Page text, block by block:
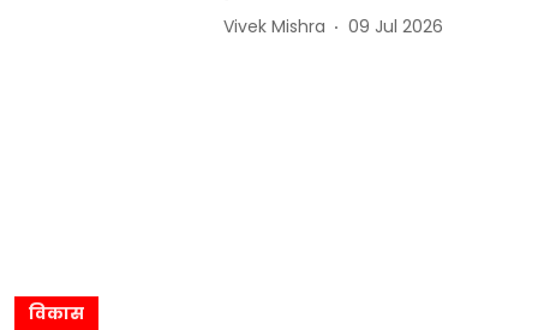
Vivek Mishra 09 Jul 2026
विकास